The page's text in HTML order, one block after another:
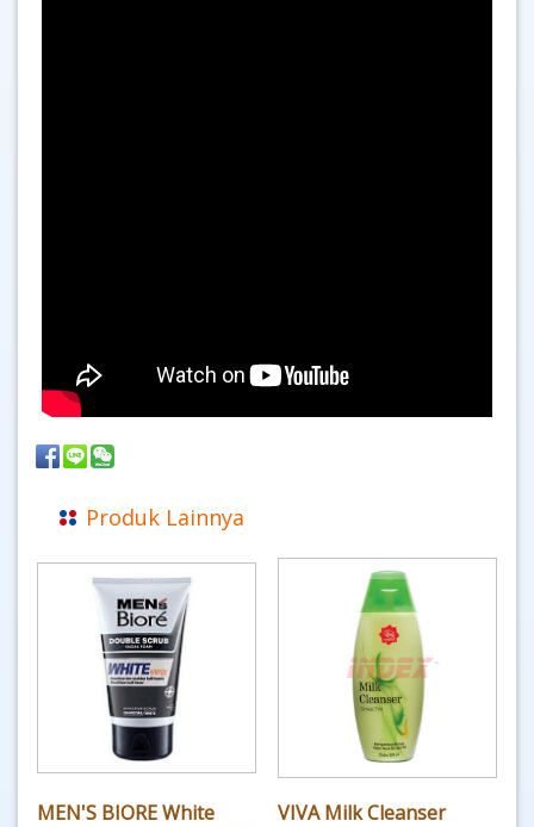
Produk Lainnya
MEN'S BIORE White
VIVA Milk Cleanser